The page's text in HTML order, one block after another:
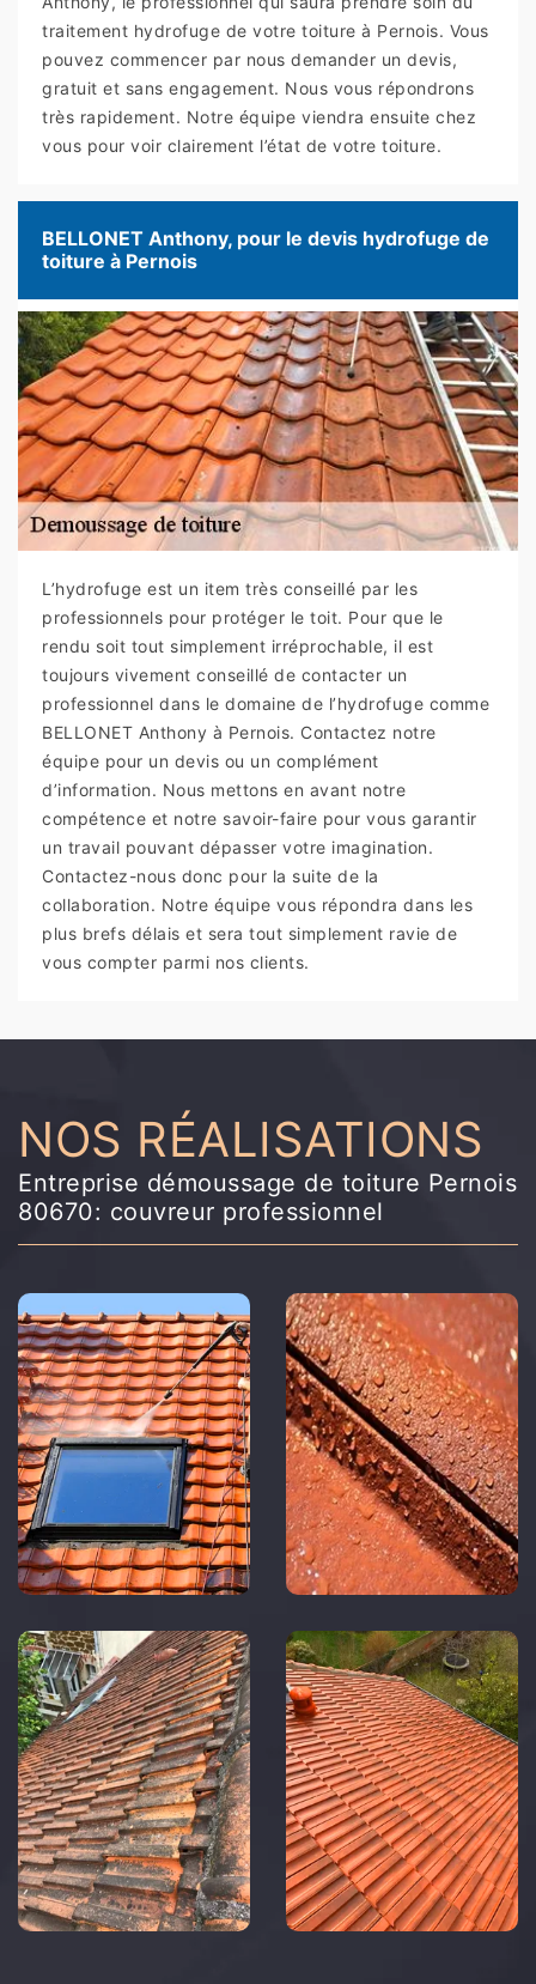
traitement hydrofuge de votre toiture à Pernois. Vous
pouvez commencer par nous demander un devis,
gratuit et sans engagement. Nous vous répondrons
très rapidement. Notre équipe viendra ensuite chez
vous pour voir clairement l’état de votre toiture.
BELLONET Anthony, pour le devis hydrofuge de
toiture à Pernois
L’hydrofuge est un item très conseillé par les
professionnels pour protéger le toit. Pour que le
rendu soit tout simplement irréprochable, il est
toujours vivement conseillé de contacter un
professionnel dans le domaine de l’hydrofuge comme
BELLONET Anthony à Pernois. Contactez notre
équipe pour un devis ou un complément
d’information. Nous mettons en avant notre
compétence et notre savoir-faire pour vous garantir
un travail pouvant dépasser votre imagination.
Contactez-nous donc pour la suite de la
collaboration. Notre équipe vous répondra dans les
plus brefs délais et sera tout simplement ravie de
vous compter parmi nos clients.
NOS RÉALISATIONS
Entreprise démoussage de toiture Pernois
80670: couvreur professionnel